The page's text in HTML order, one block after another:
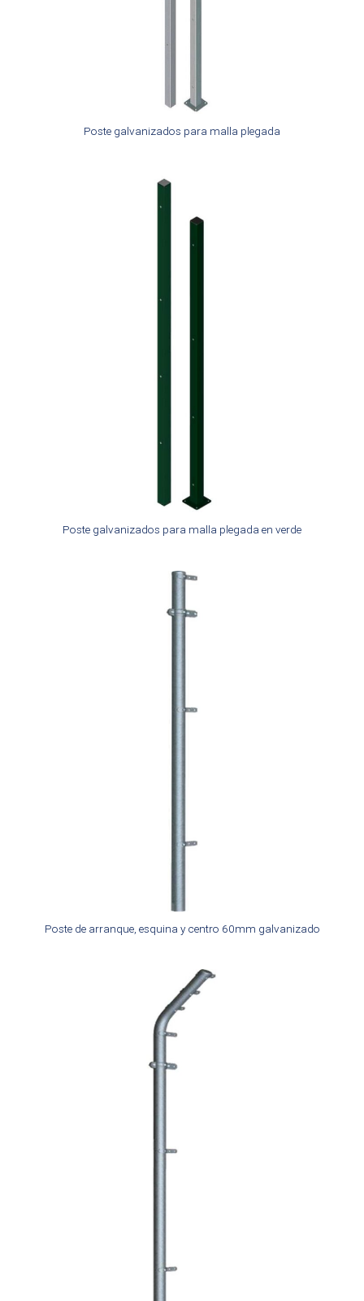
Poste galvanizados para malla plegada
Poste galvanizados para malla plegada en verde
Poste de arranque, esquina y centro 60mm galvanizado